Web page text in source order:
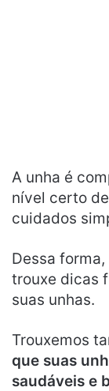
A unha é
nível certo
cuidados
Dessa
trouxe dicas
suas unhas.
Trouxemos
que suas
saudáveis e